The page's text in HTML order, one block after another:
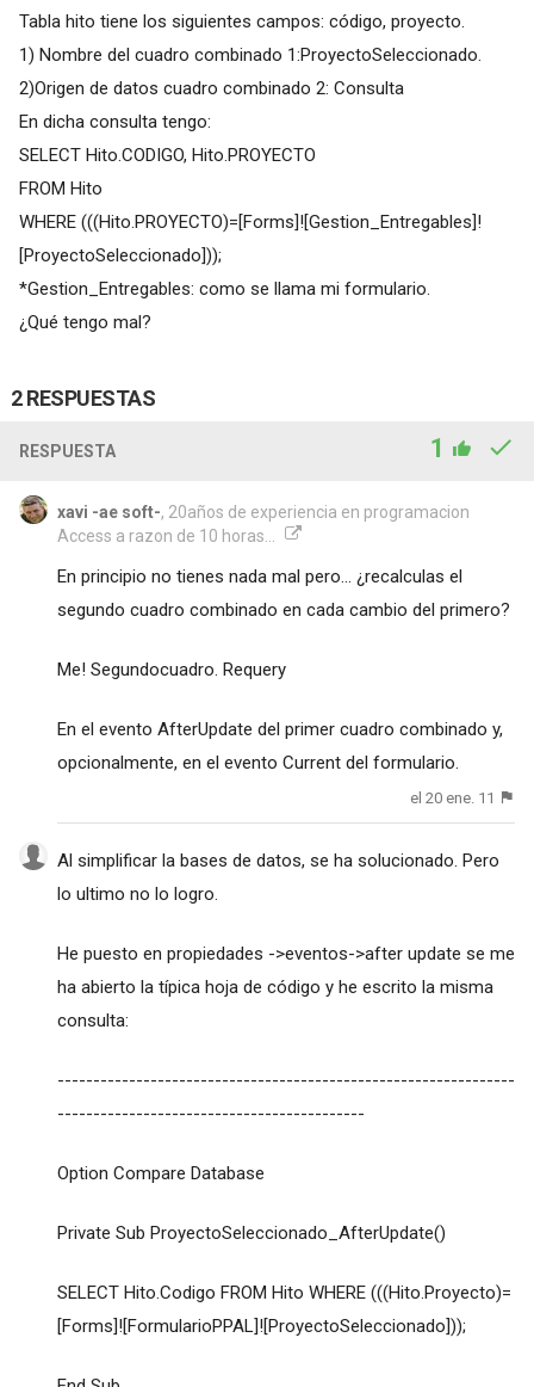
Tabla hito tiene los siguientes campos: código, proyecto.
1) Nombre del cuadro combinado 1:ProyectoSeleccionado.
2)Origen de datos cuadro combinado 2: Consulta
En dicha consulta tengo:
SELECT Hito.CODIGO, Hito.PROYECTO
FROM Hito
WHERE (((Hito.PROYECTO)=[Forms]![Gestion_Entregables]!
[ProyectoSeleccionado]));
*Gestion_Entregables: como se llama mi formulario.
¿Qué tengo mal?
2 RESPUESTAS
RESPUESTA 1
xavi -ae soft-, 20años de experiencia en programacion
Access a razon de 10 horas...
En principio no tienes nada mal pero... ¿recalculas el
segundo cuadro combinado en cada cambio del primero?
Me! Segundocuadro. Requery
En el evento AfterUpdate del primer cuadro combinado y,
opcionalmente, en el evento Current del formulario.
el 20 ene. 11
Al simplificar la bases de datos, se ha solucionado. Pero
lo ultimo no lo logro.
He puesto en propiedades ->eventos->after update se me
ha abierto la típica hoja de código y he escrito la misma
consulta:
----------------------------------------------------------------
-------------------------------------------
Option Compare Database
Private Sub ProyectoSeleccionado_AfterUpdate()
SELECT Hito.Codigo FROM Hito WHERE (((Hito.Proyecto)=
[Forms]![FormularioPPAL]![ProyectoSeleccionado]));